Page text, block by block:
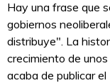
Hay una frase que
gobiernos
distribuye". La
crecimiento de
acaba de publicar